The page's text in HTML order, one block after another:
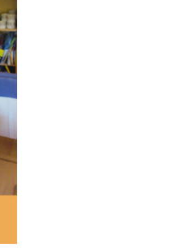
Milchstau und Milchbläschen:
Was steckt dahinter, was hilft